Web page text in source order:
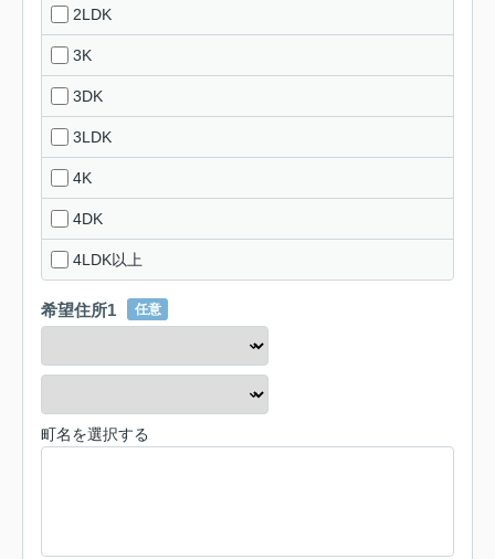
2LDK
3K
3DK
3LDK
4K
4DK
4LDK以上
希望住所1 任意
町名を選択する